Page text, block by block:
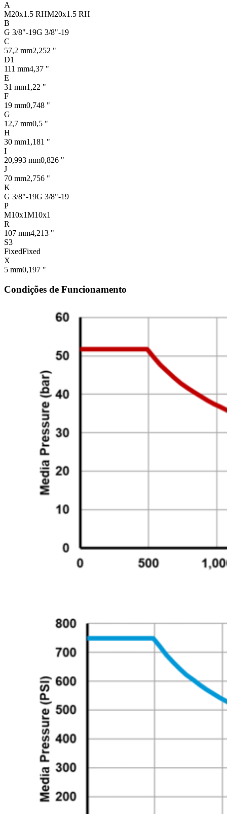
A
M20x1.5 RHM20x1.5 RH
B
G 3/8"-19G 3/8"-19
C
57,2 mm2,252 "
D1
111 mm4,37 "
E
31 mm1,22 "
F
19 mm0,748 "
G
12,7 mm0,5 "
H
30 mm1,181 "
I
20,993 mm0,826 "
J
70 mm2,756 "
K
G 3/8"-19G 3/8"-19
P
M10x1M10x1
R
107 mm4,213 "
S3
FixedFixed
X
5 mm0,197 "
Condições de Funcionamento